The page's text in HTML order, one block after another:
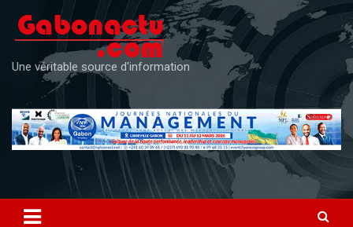
content
Une véritable source d'information